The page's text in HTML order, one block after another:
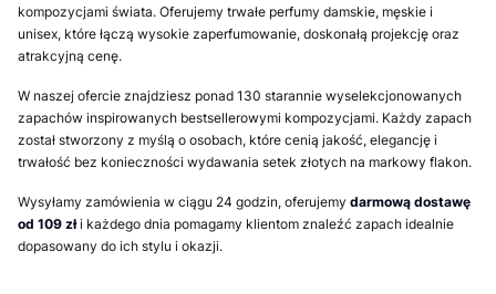
kompozycjami świata. Oferujemy trwałe perfumy damskie, męskie i
unisex, które łączą wysokie zaperfumowanie, doskonałą projekcję oraz
atrakcyjną cenę.
W naszej ofercie znajdziesz ponad 130 starannie wyselekcjonowanych
zapachów inspirowanych bestsellerowymi kompozycjami. Każdy zapach
został stworzony z myślą o osobach, które cenią jakość, elegancję i
trwałość bez konieczności wydawania setek złotych na markowy flakon.
Wysyłamy zamówienia w ciągu 24 godzin, oferujemy darmową dostawę
od 109 złi każdego dnia pomagamy klientom znaleźć zapach idealnie
dopasowany do ich stylu i okazji.